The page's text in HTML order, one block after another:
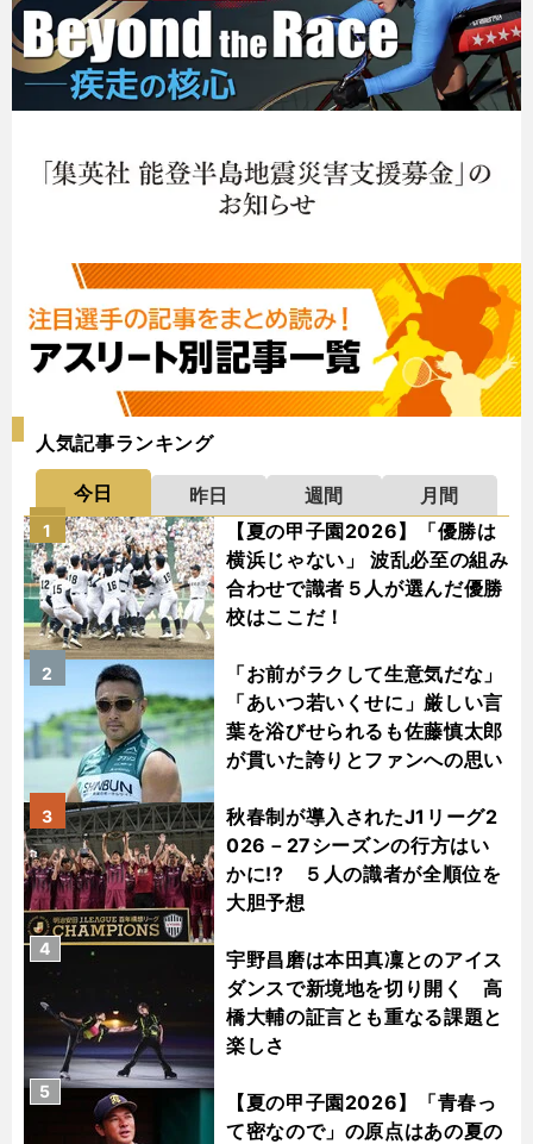
人気記事ランキング
今日 昨日 週間
月間
【夏の甲子園2026】「優勝は
横浜じゃない」 波乱必至の組み
合わせで識者５人が選んだ優勝
校はここだ！
1
「お前がラクして生意気だな」
「あいつ若いくせに」厳しい言
葉を浴びせられるも佐藤慎太郎
が貫いた誇りとファンへの思い
2
秋春制が導入されたJ1リーグ2
026－27シーズンの行方はい
かに!? ５人の識者が全順位を
大胆予想
3
宇野昌磨は本田真凜とのアイス
ダンスで新境地を切り開く 高
橋大輔の証言とも重なる課題と
楽しさ
4
【夏の甲子園2026】「青春っ
て密なので」の原点はあの夏の
5